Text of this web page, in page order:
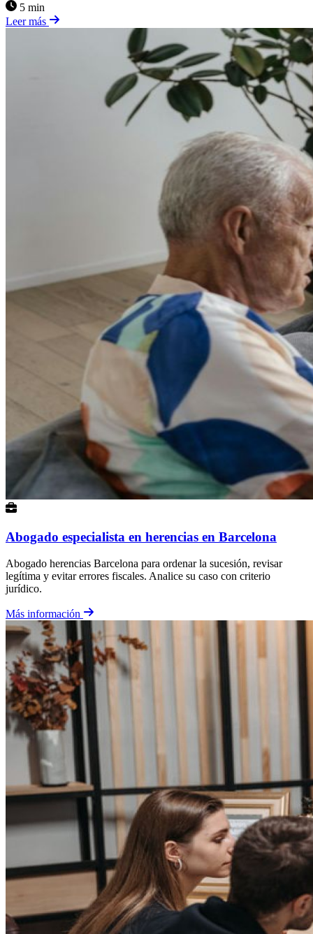
5 min
Leer más
Abogado especialista en herencias en Barcelona
Abogado herencias Barcelona para ordenar la sucesión, revisar
legítima y evitar errores fiscales. Analice su caso con criterio
jurídico.
Más información